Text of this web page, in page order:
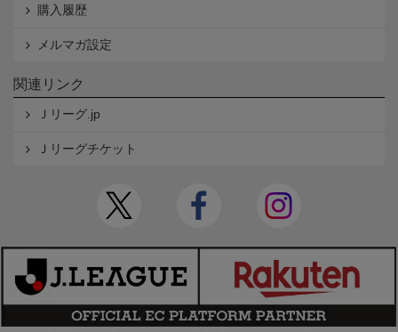
購入履歴
メルマガ設定
関連リンク
Ｊリーグ.jp
Ｊリーグチケット